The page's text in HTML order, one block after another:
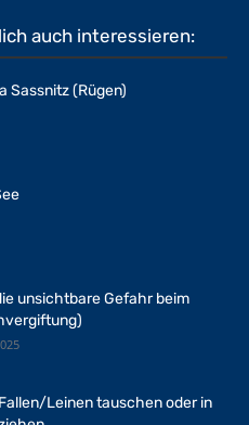
auch interessieren:
Sassnitz (Rügen)
unsichtbare Gefahr beim
Leinen tauschen oder in